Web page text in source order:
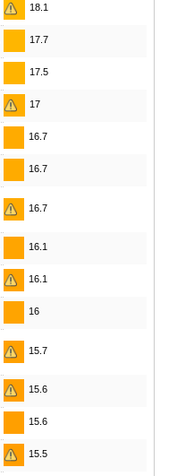
18.1
17.7
17.5
17
16.7
16.7
16.7
16.1
16.1
16
15.7
15.6
15.6
15.5